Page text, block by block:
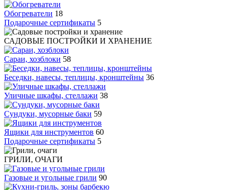
Обогреватели 18
Подарочные сертификаты 5
САДОВЫЕ ПОСТРОЙКИ И ХРАНЕНИЕ
Сараи, хозблоки 58
Беседки, навесы, теплицы, кронштейны 36
Уличные шкафы, стеллажи 38
Сундуки, мусорные баки 59
Ящики для инструментов 60
Подарочные сертификаты 5
ГРИЛИ, ОЧАГИ
Газовые и угольные грили 90